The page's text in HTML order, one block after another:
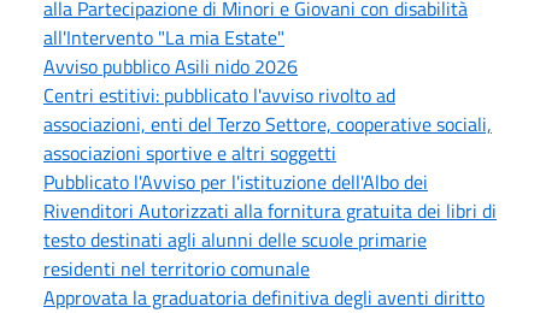
alla Partecipazione di Minori e Giovani con disabilità
all'Intervento "La mia Estate"
Avviso pubblico Asili nido 2026
Centri estitivi: pubblicato l'avviso rivolto ad
associazioni, enti del Terzo Settore, cooperative sociali,
associazioni sportive e altri soggetti
Pubblicato l'Avviso per l'istituzione dell'Albo dei
Rivenditori Autorizzati alla fornitura gratuita dei libri di
testo destinati agli alunni delle scuole primarie
residenti nel territorio comunale
Approvata la graduatoria definitiva degli aventi diritto